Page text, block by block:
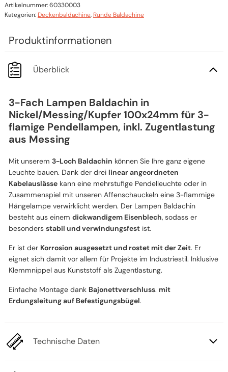
Artikelnummer:60330003
Kategorien: Deckenbaldachine, Runde Baldachine
Überblick
3-Fach Lampen Baldachin in
Nickel/Messing/Kupfer 100x24mm für 3-
flamige Pendellampen, inkl. Zugentlastung
aus Messing
Mit unserem 3-Loch Baldachin können Sie Ihre ganz eigene
Leuchte bauen. Dank der drei linear angeordneten
Kabelauslässekann eine mehrstufige Pendelleuchte oder in
Zusammenspiel mit unseren Affenschauckeln eine 3-flammige
Hängelampe verwirklicht werden. Der Lampen Baldachin
besteht aus einem dickwandigem Eisenblech, sodass er
besonders stabil und verwindungsfestist.
Er ist der Korrosion ausgesetzt und rostet mit der Zeit. Er
eignet sich damit vor allem für Projekte im Industriestil. Inklusive
Klemmnippel aus Kunststoff als Zugentlastung.
Einfache Montage dank Bajonettverschluss. mit
Erdungsleitung auf Befestigungsbügel.
Technische Daten